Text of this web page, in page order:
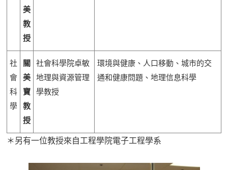
美
教
授
社
會
科
學
關
美
寶
教
授
社會科學院卓敏
地理與資源管理
學教授
環境與健康、人口移動、城市的交
通和健康問題、地理信息科學
＊另有一位教授來自工程學院電子工程學系